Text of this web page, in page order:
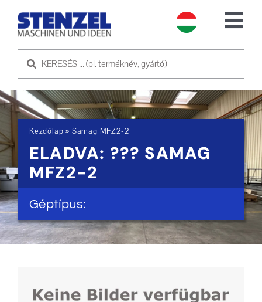
HASZNÁLT GÉPEK
ELADÓ GÉP
SZOLGÁLTATÁS
RÓLUNK
KAPCSOLATFELVÉTEL
Kezdőlap » Samag MFZ2-2
ELADVA: ??? SAMAG
MFZ2-2
Géptípus: